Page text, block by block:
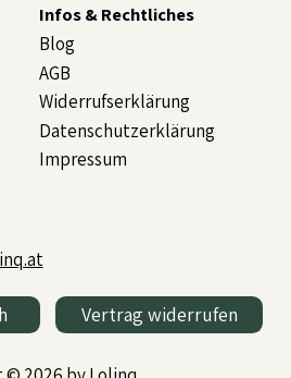
Vertrag widerrufen
Infos & Rechtliches
Blog
AGB
Widerrufserklärung
Datenschutzerklärung
Impressum